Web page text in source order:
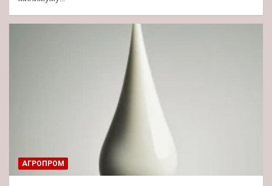
АГРОПРОМ